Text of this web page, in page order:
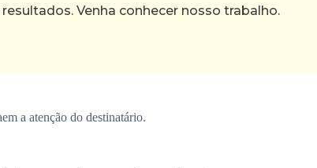
Venha conhecer nosso trabalho.
a atenção do destinatário.